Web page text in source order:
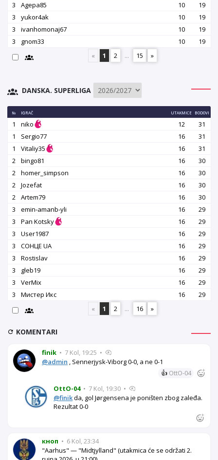
3
Agepa85 10
19
3
yukor4ak 10
19
3
ivanhomonaj67 10
19
3
gnom33 10
19
«
1 2 ... 15 »
DANSKA. SUPERLIGA
№ IGRAČ UTAKMICE BODOVI
1 niko 12
31
1
Sergio77 16
31
1
Vitaliy35 16
31
2
bingo81 16
30
2
homer_simpson 16
30
2
Jozefat 16
30
2
Artem79 16
30
3
emin-amanb-yli 16
29
3
Pan Kotsky 16
29
3
User1987 16
29
3
СОНЦЕ UA 16
29
3
Rostislav 16
29
3
gleb19 16
29
3
VerMix 16
29
3
Мистер Икс 16
29
«
1 2 ... 16 »
KOMENTARI
finik • 7 Kol, 19:25 •
@admin , Sennerjysk-Viborg 0-0, a ne 0-1
👍 OttO-04
OttO-04 • 7 Kol, 19:30 •
@finikda, gol Jørgensena je poništen zbog zaleđa.
Rezultat 0-0
кноп • 6 Kol, 23:34
"Aarhus" — "Midtjylland" (utakmica će se održati 2.